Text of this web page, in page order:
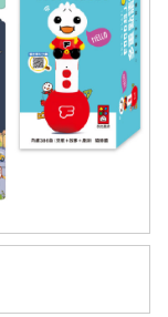
程說明』